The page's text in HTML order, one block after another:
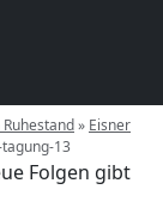
» Eisner
13
Folgen gibt